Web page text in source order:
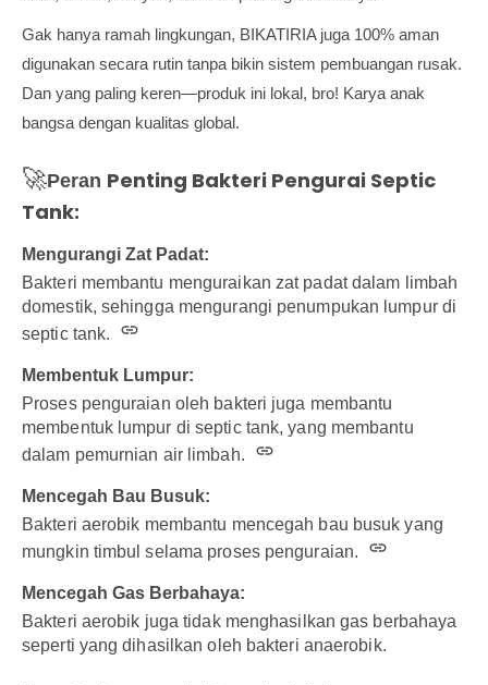
Gak hanya ramah lingkungan, BIKATIRIA juga 100% aman
digunakan secara rutin tanpa bikin sistem pembuangan rusak.
Dan yang paling keren—produk ini lokal, bro! Karya anak
bangsa dengan kualitas global.
🚀Peran Penting Bakteri Pengurai Septic
Tank:
Mengurangi Zat Padat:
Bakteri membantu menguraikan zat padat dalam limbah
domestik, sehingga mengurangi penumpukan lumpur di
septic tank.
Membentuk Lumpur:
Proses penguraian oleh bakteri juga membantu
membentuk lumpur di septic tank, yang membantu
dalam pemurnian air limbah.
Mencegah Bau Busuk:
Bakteri aerobik membantu mencegah bau busuk yang
mungkin timbul selama proses penguraian.
Mencegah Gas Berbahaya:
Bakteri aerobik juga tidak menghasilkan gas berbahaya
seperti yang dihasilkan oleh bakteri anaerobik.